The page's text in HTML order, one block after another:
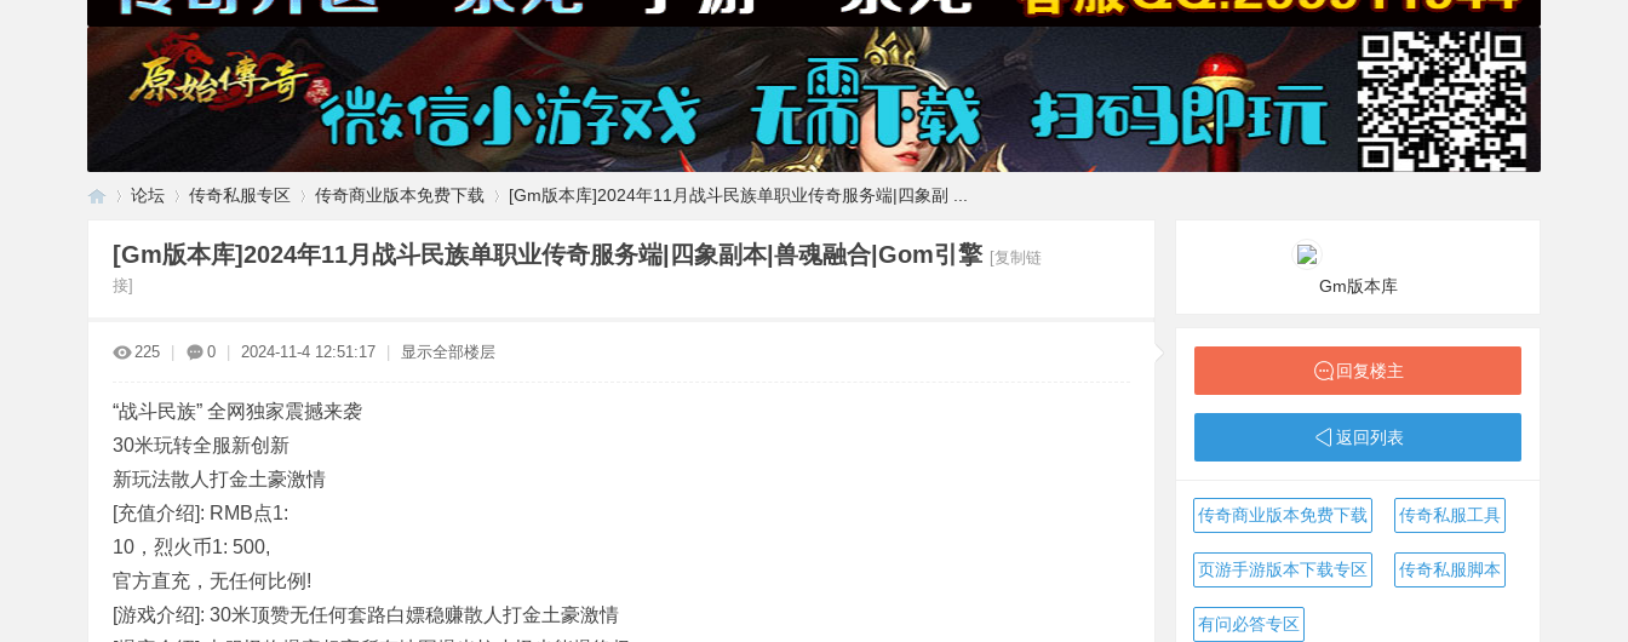
»
论坛 传奇私服专区 传奇商业版本免费下载 [Gm版本库]2024年11月战斗民族单职业传奇服务端|四象副 ...
[Gm版本库]2024年11月战斗民族单职业传奇服务端|四象副本|兽魂融合|Gom引擎 [复制链
接]
225 0 2024-11-4 12:51:17 显示全部楼层
“战斗民族” 全网独家震撼来袭
30米玩转全服新创新
新玩法散人打金土豪激情
[充值介绍]: RMB点1:
10，烈火币1: 500,
官方直充，无任何比例!
[游戏介绍]: 30米顶赞无任何套路白嫖稳赚散人打金土豪激情
Gm版本库
回复楼主
返回列表
传奇商业版本免费下载 传奇私服工具
页游手游版本下载专区 传奇私服脚本
有问必答专区